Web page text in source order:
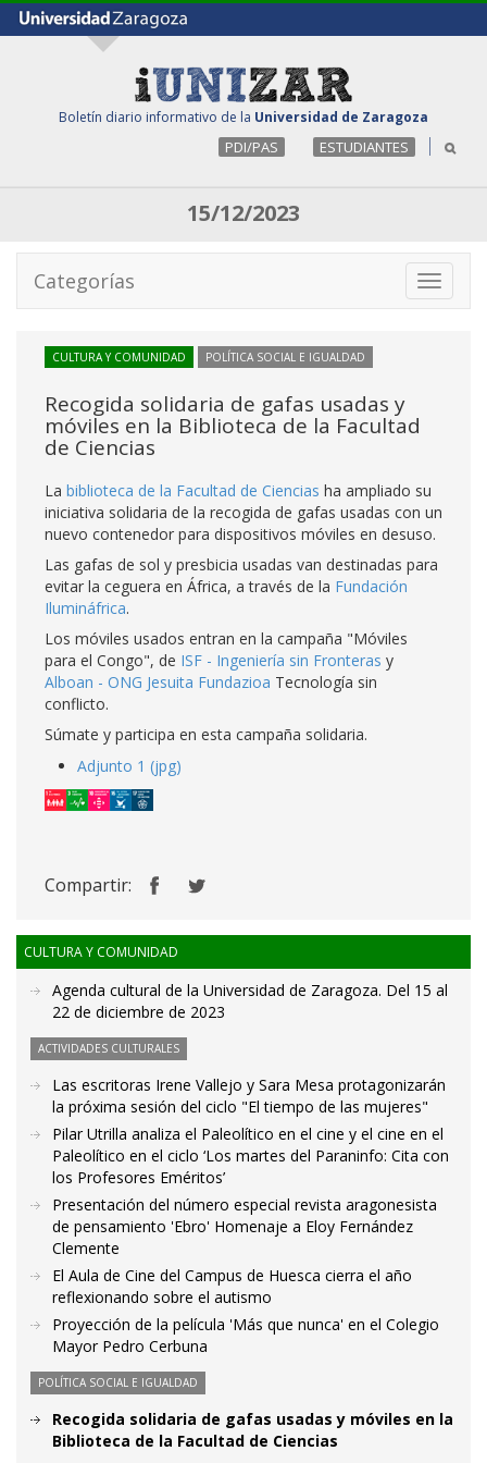
Boletín diario informativo de la Universidad de Zaragoza
PDI/PAS ESTUDIANTES
15/12/2023
Toggle
Categorías
CULTURA Y COMUNIDAD POLÍTICA SOCIAL E IGUALDAD
Recogida solidaria de gafas usadas y
móviles en la Biblioteca de la Facultad
de Ciencias
La biblioteca de la Facultad de Ciencias ha ampliado su
iniciativa solidaria de la recogida de gafas usadas con un
nuevo contenedor para dispositivos móviles en desuso.
Las gafas de sol y presbicia usadas van destinadas para
evitar la ceguera en África, a través de la Fundación
Ilumináfrica.
Los móviles usados entran en la campaña "Móviles
para el Congo", de ISF - Ingeniería sin Fronteras y
Alboan - ONG Jesuita Fundazioa Tecnología sin
conflicto.
Súmate y participa en esta campaña solidaria.
Adjunto 1 (jpg)
Compartir:
CULTURA Y COMUNIDAD
Agenda cultural de la Universidad de Zaragoza. Del 15 al
22 de diciembre de 2023
ACTIVIDADES CULTURALES
Las escritoras Irene Vallejo y Sara Mesa protagonizarán
la próxima sesión del ciclo "El tiempo de las mujeres"
Pilar Utrilla analiza el Paleolítico en el cine y el cine en el
Paleolítico en el ciclo ‘Los martes del Paraninfo: Cita con
los Profesores Eméritos’
Presentación del número especial revista aragonesista
de pensamiento 'Ebro' Homenaje a Eloy Fernández
Clemente
El Aula de Cine del Campus de Huesca cierra el año
reflexionando sobre el autismo
Proyección de la película 'Más que nunca' en el Colegio
Mayor Pedro Cerbuna
POLÍTICA SOCIAL E IGUALDAD
Recogida solidaria de gafas usadas y móviles en la
Biblioteca de la Facultad de Ciencias